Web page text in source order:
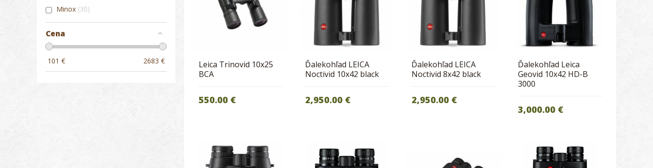
Minox 30
Cena
101 € 2683 €
Leica Trinovid 10x25
BCA
550.00 €
Ďalekohľad LEICA
Noctivid 10x42 black
2,950.00 €
Ďalekohľad LEICA
Noctivid 8x42 black
2,950.00 €
Ďalekohľad Leica
Geovid 10x42 HD-B
3000
3,000.00 €